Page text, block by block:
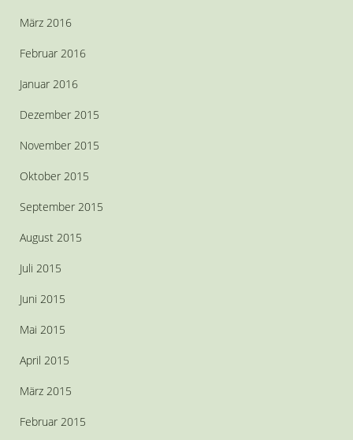
März 2016
Februar 2016
Januar 2016
Dezember 2015
November 2015
Oktober 2015
September 2015
August 2015
Juli 2015
Juni 2015
Mai 2015
April 2015
März 2015
Februar 2015